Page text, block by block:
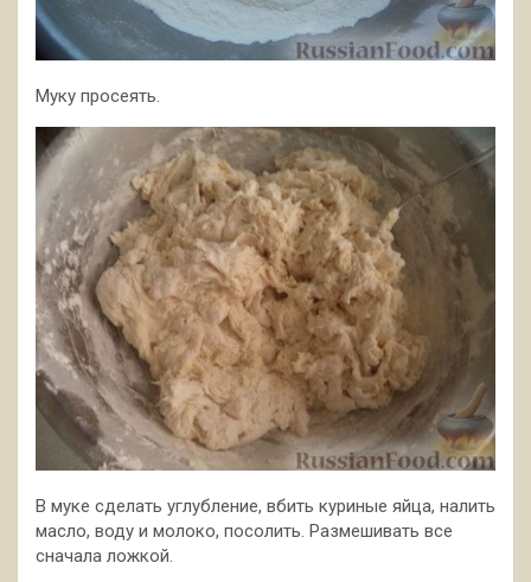
Муку просеять.
В муке сделать углубление, вбить куриные яйца, налить
масло, воду и молоко, посолить. Размешивать все
сначала ложкой.